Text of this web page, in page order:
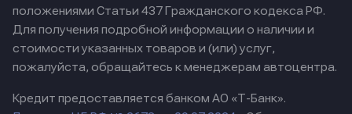
положениями Статьи 437 Гражданского кодекса РФ.
Для получения подробной информации о наличии и
стоимости указанных товаров и (или) услуг,
пожалуйста, обращайтесь к менеджерам автоцентра.
Кредит предоставляется банком АО «Т-Банк».